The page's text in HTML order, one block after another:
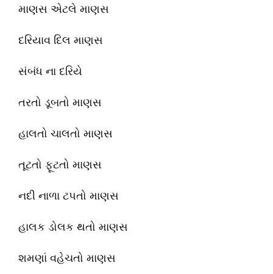
માણસ એટલે માણસ
દરિયાવ દિલ માણસ
સંબંધ ના દરિયે
તરતો ડૂબતો માણસ
હાલતો ચાલતો માણસ
તૂટતો ફૂટતો માણસ
નદી નાળા ટપતો માણસ
હાલક ડોલક થતો માણસ
શમણાં વહેચતો માણસ